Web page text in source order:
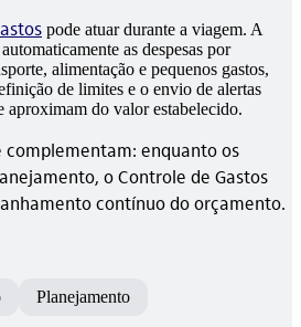
pode atuar durante a viagem. A
as despesas por
alimentação e pequenos gastos,
de limites e o envio de alertas
aproximam do valor estabelecido.
complementam: enquanto os
o Controle de Gastos
contínuo do orçamento.
Planejamento